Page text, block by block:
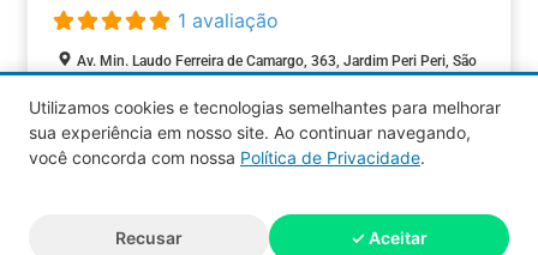
1 avaliação
Av. Min. Laudo Ferreira de Camargo, 363, Jardim Peri Peri, São
AUTOMOTIVOS Fechado agora:
reservados.
Utilizamos cookies e tecnologias semelhantes para melhorar
sua experiência em nosso site. Ao continuar navegando,
você concorda com nossa Política de Privacidade.
Recusar ✓ Aceitar